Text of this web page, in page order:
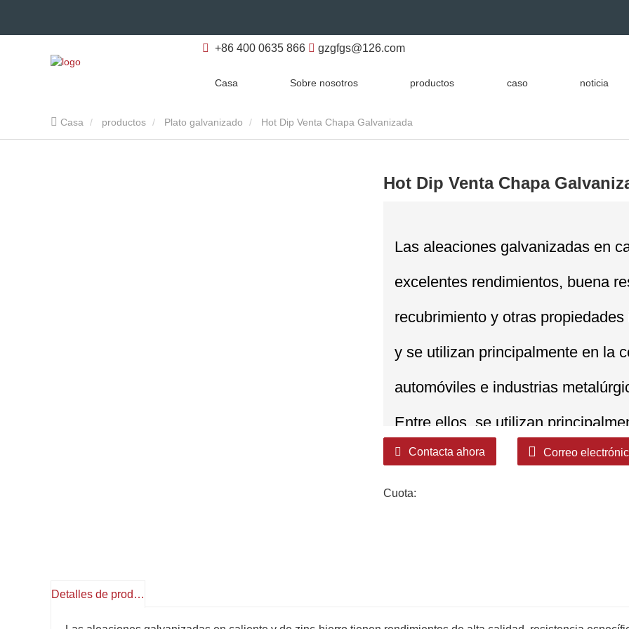
+86 400 0635 866 gzgfgs@126.com
Casa Sobre nosotros productos caso noticia
Casa productos Plato galvanizado Hot Dip Venta Chapa Galvanizada
Hot Dip Venta Chapa
Las aleaciones galvanizadas en
excelentes rendimientos, buena
recubrimiento y otras propiedades
y se utilizan principalmente en la
automóviles e industrias
Entre ellos, se utilizan
puertas de persianas, quillas de
construcción.
Contacta ahora Correo
Cuota:
Detalles de producto